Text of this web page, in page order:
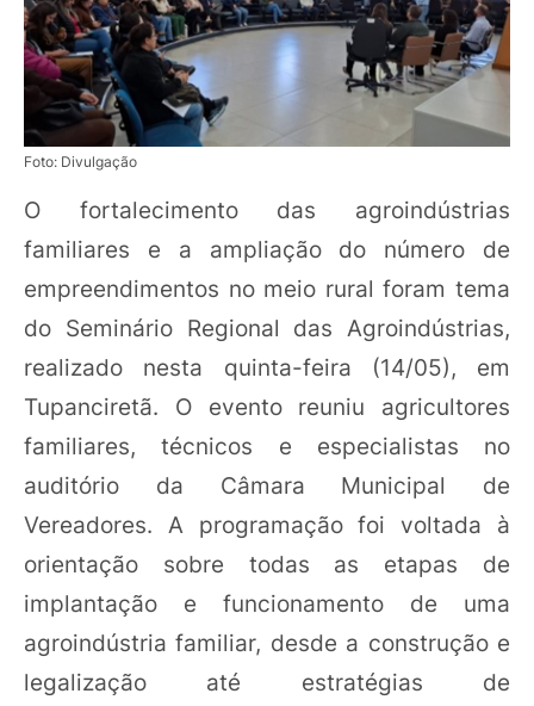
Foto: Divulgação
O fortalecimento das agroindústrias
familiares e a ampliação do número de
empreendimentos no meio rural foram tema
do Seminário Regional das Agroindústrias,
realizado nesta quinta-feira (14/05), em
Tupanciretã. O evento reuniu agricultores
familiares, técnicos e especialistas no
auditório da Câmara Municipal de
Vereadores. A programação foi voltada à
orientação sobre todas as etapas de
implantação e funcionamento de uma
agroindústria familiar, desde a construção e
legalização até estratégias de